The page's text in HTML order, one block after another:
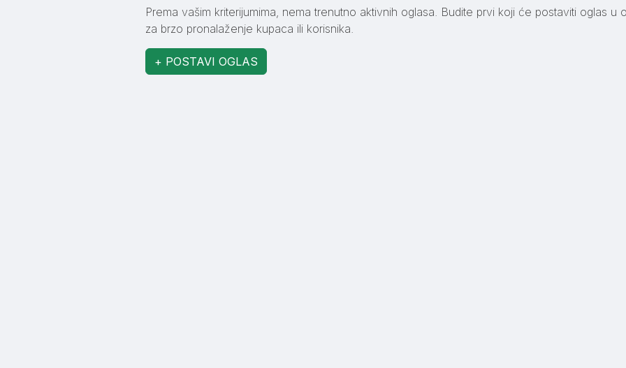
Prema vašim kriterijumima, nema trenutno aktivnih oglasa. Budite prvi koji će postaviti oglas
za brzo pronalaženje kupaca ili korisnika.
+ POSTAVI OGLAS